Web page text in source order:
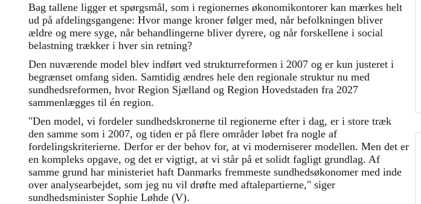
Bag tallene ligger et spørgsmål, som i regionernes økonomikontorer kan mærkes helt
ud på afdelingsgangene: Hvor mange kroner følger med, når befolkningen bliver
ældre og mere syge, når behandlingerne bliver dyrere, og når forskellene i social
belastning trækker i hver sin retning?
Den nuværende model blev indført ved strukturreformen i 2007 og er kun justeret i
begrænset omfang siden. Samtidig ændres hele den regionale struktur nu med
sundhedsreformen, hvor Region Sjælland og Region Hovedstaden fra 2027
sammenlægges til én region.
"Den model, vi fordeler sundhedskronerne til regionerne efter i dag, er i store træk
den samme som i 2007, og tiden er på flere områder løbet fra nogle af
fordelingskriterierne. Derfor er der behov for, at vi moderniserer modellen. Men det er
en kompleks opgave, og det er vigtigt, at vi står på et solidt fagligt grundlag. Af
samme grund har ministeriet haft Danmarks fremmeste sundhedsøkonomer med inde
over analysearbejdet, som jeg nu vil drøfte med aftalepartierne," siger
sundhedsminister Sophie Løhde (V).